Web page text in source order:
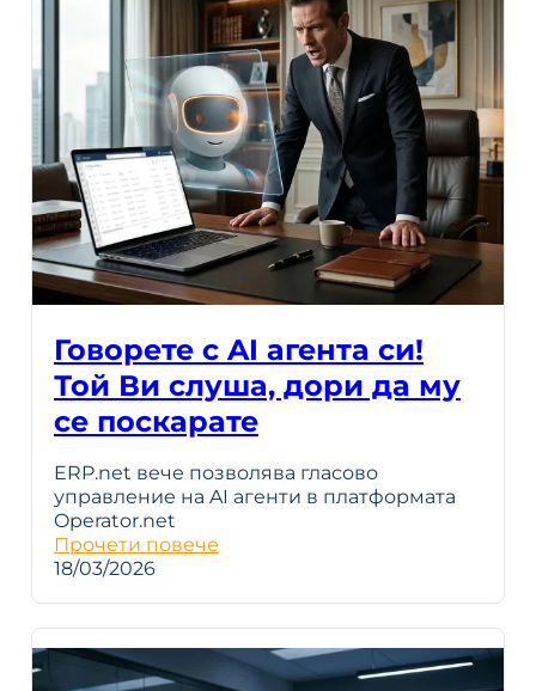
Говорете с AI агента си!
Той Ви слуша, дори да му
се поскарате
ERP.net вече позволява гласово
управление на AI агенти в платформата
Operator.net
Прочети повече
18/03/2026